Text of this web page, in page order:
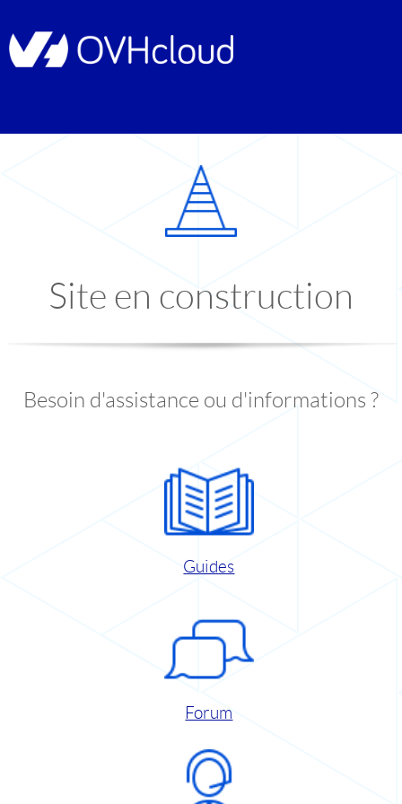
Site en construction
Besoin d'assistance ou d'informations ?
Guides
Forum